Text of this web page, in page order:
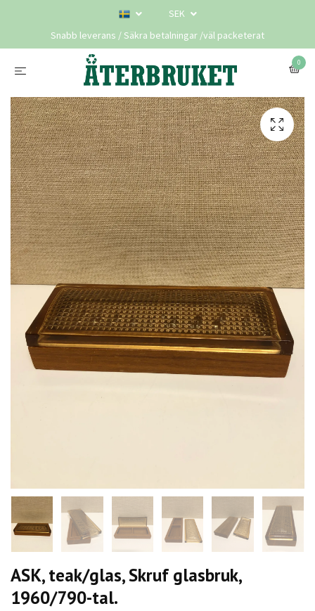
SEK
Snabb leverans / Säkra betalningar /väl packeterat
0
ASK, teak/glas, Skruf glasbruk,
1960/790-tal.